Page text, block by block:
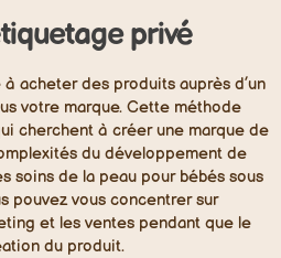
privé
acheter des produits auprès d’un
votre marque. Cette méthode
cherchent à créer une marque de
du développement de
soins de la peau pour bébés sous
pouvez vous concentrer sur
et les ventes pendant que le
du produit.